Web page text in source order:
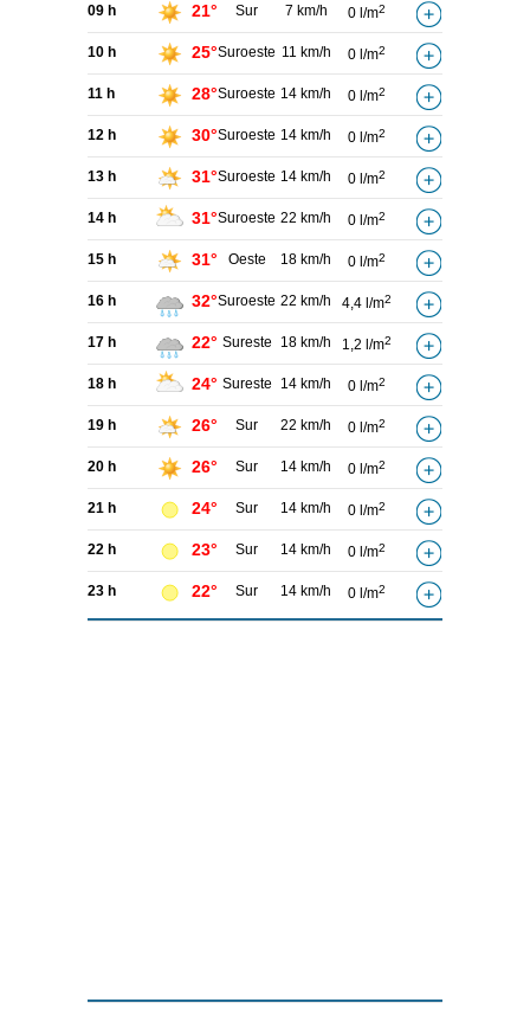
09 h 21° Sur 7 km/h 0 l/m2
10 h 25°Suroeste 11 km/h 0 l/m2
11 h 28°Suroeste 14 km/h 0 l/m2
12 h 30°Suroeste 14 km/h 0 l/m2
13 h 31°Suroeste 14 km/h 0 l/m2
14 h 31°Suroeste 22 km/h 0 l/m2
15 h 31° Oeste 18 km/h 0 l/m2
16 h 32°Suroeste 22 km/h 4,4 l/m2
17 h 22° Sureste 18 km/h 1,2 l/m2
18 h 24° Sureste 14 km/h 0 l/m2
19 h 26° Sur 22 km/h 0 l/m2
20 h 26° Sur 14 km/h 0 l/m2
21 h 24° Sur 14 km/h 0 l/m2
22 h 23° Sur 14 km/h 0 l/m2
23 h 22° Sur 14 km/h 0 l/m2